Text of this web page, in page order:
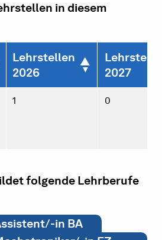
in diesem
Lehrstellen
2026
2027
1 0
folgende Lehrberufe
in BA